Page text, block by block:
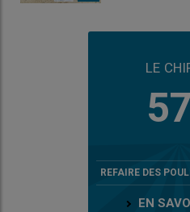
LE
REFAIRE DES
EN